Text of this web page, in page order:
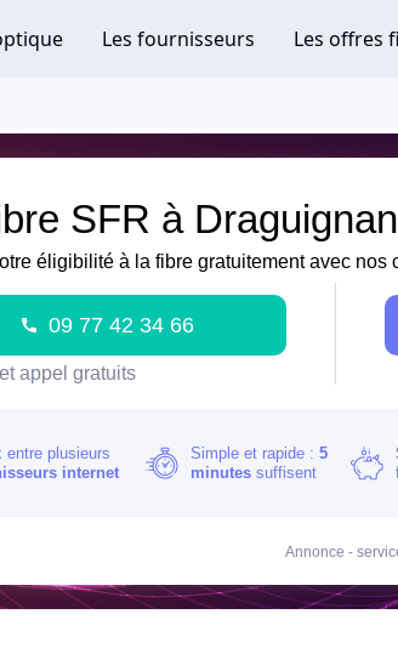
SFR à Draguignan
éligibilité à la fibre gratuitement avec nos
09 77 42 34 66
appel gratuits
entre plusieurs
internet
Simple et rapide :5
minutes suffisent
Annonce -